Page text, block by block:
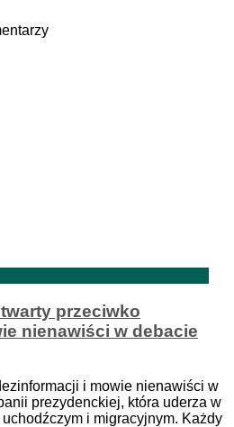
przeciwko
nienawiści w debacie
i mowie nienawiści w
prezydenckiej, która uderza w
i migracyjnym. Każdy